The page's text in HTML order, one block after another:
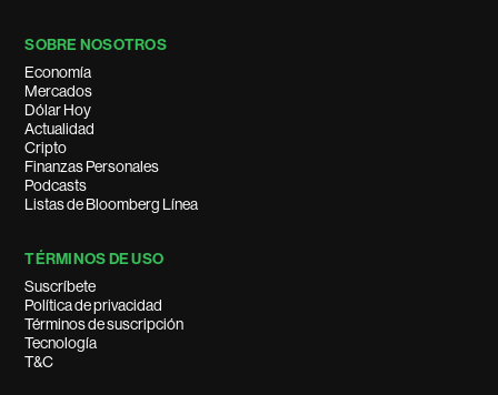
SOBRE NOSOTROS
Economía
Mercados
Dólar Hoy
Actualidad
Cripto
Finanzas Personales
Podcasts
Listas de Bloomberg Línea
TÉRMINOS DE USO
Suscríbete
Política de privacidad
Términos de suscripción
Tecnología
T&C